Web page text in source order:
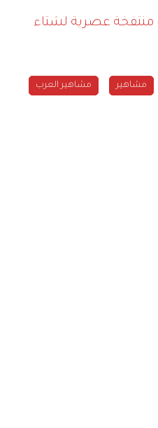
منتفخة عصرية لشتاء
مشاهير مشاهير العرب